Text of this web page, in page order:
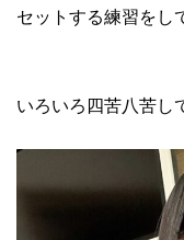
セットする練習をし
いろいろ四苦八苦し